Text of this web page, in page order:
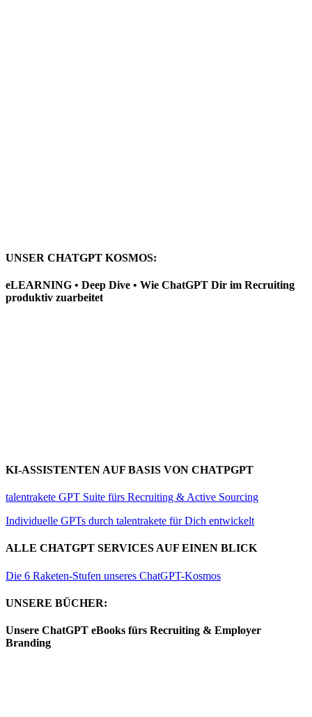
UNSER CHATGPT KOSMOS:
eLEARNING • Deep Dive • Wie ChatGPT Dir im Recruiting
produktiv zuarbeitet
KI-ASSISTENTEN AUF BASIS VON CHATPGPT
talentrakete GPT Suite fürs Recruiting & Active Sourcing
Individuelle GPTs durch talentrakete für Dich entwickelt
ALLE CHATGPT SERVICES AUF EINEN BLICK
Die 6 Raketen-Stufen unseres ChatGPT-Kosmos
UNSERE BÜCHER:
Unsere ChatGPT eBooks fürs Recruiting & Employer
Branding